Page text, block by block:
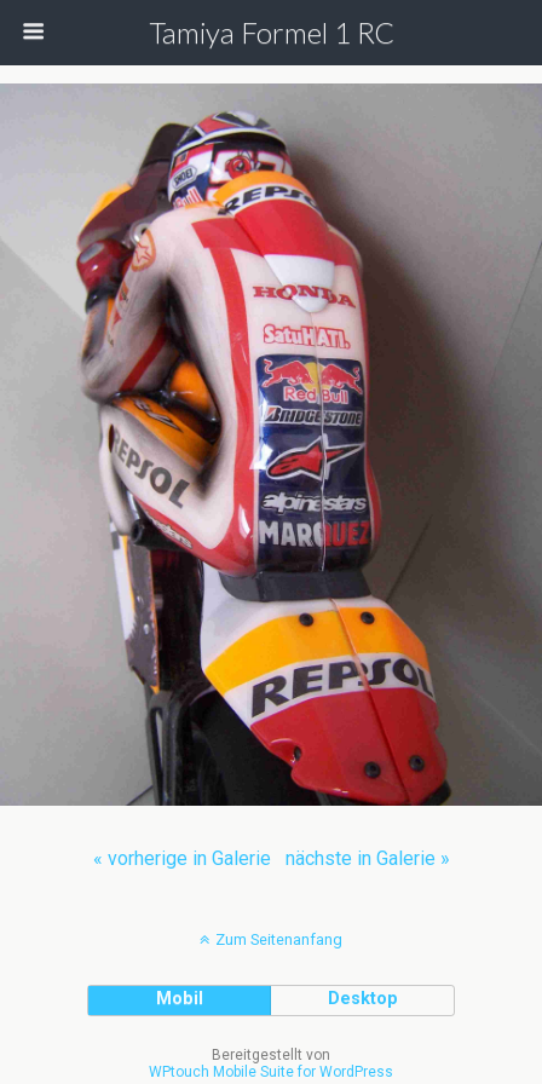
Tamiya Formel 1 RC
« vorherige in Galerie nächste in Galerie »
Zum Seitenanfang
Mobil Desktop
Bereitgestellt von
WPtouch Mobile Suite for WordPress